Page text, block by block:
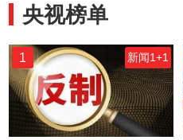
央视榜单
1 新闻1+1